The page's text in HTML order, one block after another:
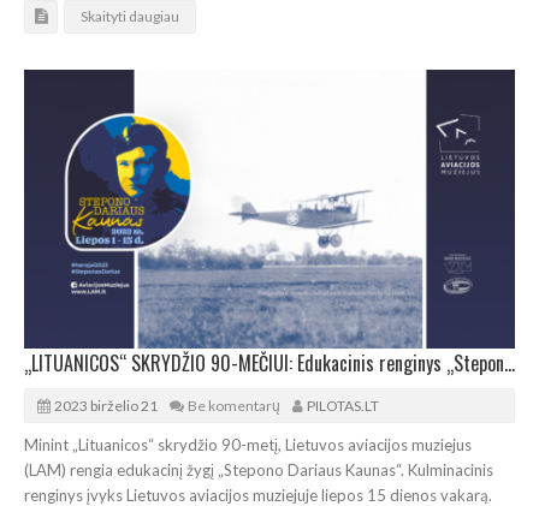
Skaityti daugiau
„LITUANICOS“ SKRYDŽIO 90-MEČIUI: Edukacinis renginys „Stepono Dariaus Kaunas“
2023 birželio 21 Be komentarų PILOTAS.LT
Minint „Lituanicos“ skrydžio 90-metį, Lietuvos aviacijos muziejus
(LAM) rengia edukacinį žygį „Stepono Dariaus Kaunas“. Kulminacinis
renginys įvyks Lietuvos aviacijos muziejuje liepos 15 dienos vakarą.